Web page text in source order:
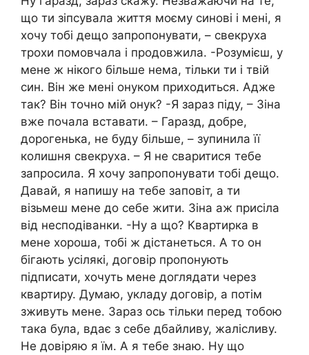
що ти зіпсувала життя моєму синові і мені, я
хочу тобі дещо запропонувати, – свекруха
трохи помовчала і продовжила. -Розумієш, у
мене ж нікого більше нема, тільки ти і твій
син. Він же мені онуком приходиться. Адже
так? Він точно мій онук? -Я зараз піду, – Зіна
вже почала вставати. – Гаразд, добре,
дорогенька, не буду більше, – зупинила її
колишня свекруха. – Я не сваритися тебе
запросила. Я хочу запропонувати тобі дещо.
Давай, я напишу на тебе заповіт, а ти
візьмеш мене до себе жити. Зіна аж присіла
від несподіванки. -Ну а що? Квартирка в
мене хороша, тобі ж дістанеться. А то он
бігають усілякі, договір пропонують
підписати, хочуть мене доглядати через
квартиру. Думаю, укладу договір, а потім
зживуть мене. Зараз ось тільки перед тобою
така була, вдає з себе дбайливу, жалісливу.
Не довіряю я їм. А я тебе знаю. Ну що